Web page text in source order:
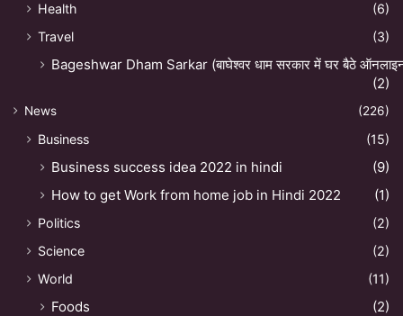
Health
(6)
Travel
(3)
Bageshwar Dham Sarkar (बाघेश्वर धाम सरकार में घर बैठे
(2)
News (226)
Business (15)
Business success idea 2022 in hindi
(9)
How to get Work from home job in Hindi 2022
(1)
Politics
(2)
Science
(2)
World
(11)
Foods
(2)